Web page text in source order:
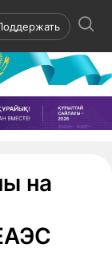
на